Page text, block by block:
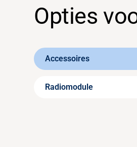
Opties
Accessoires
Radiomodule